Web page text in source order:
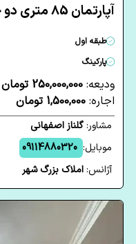
آپارتمان 85 متری دو خوابه در نور نور مازندران
طبقه اول
پارکینگ
ودیعه: 250,000,000 تومان
اجاره: 1,500,000 تومان
مشاور:گلناز اصفهانی
موبایل: 09114880320
آژانس:املاک بزرگ شهر